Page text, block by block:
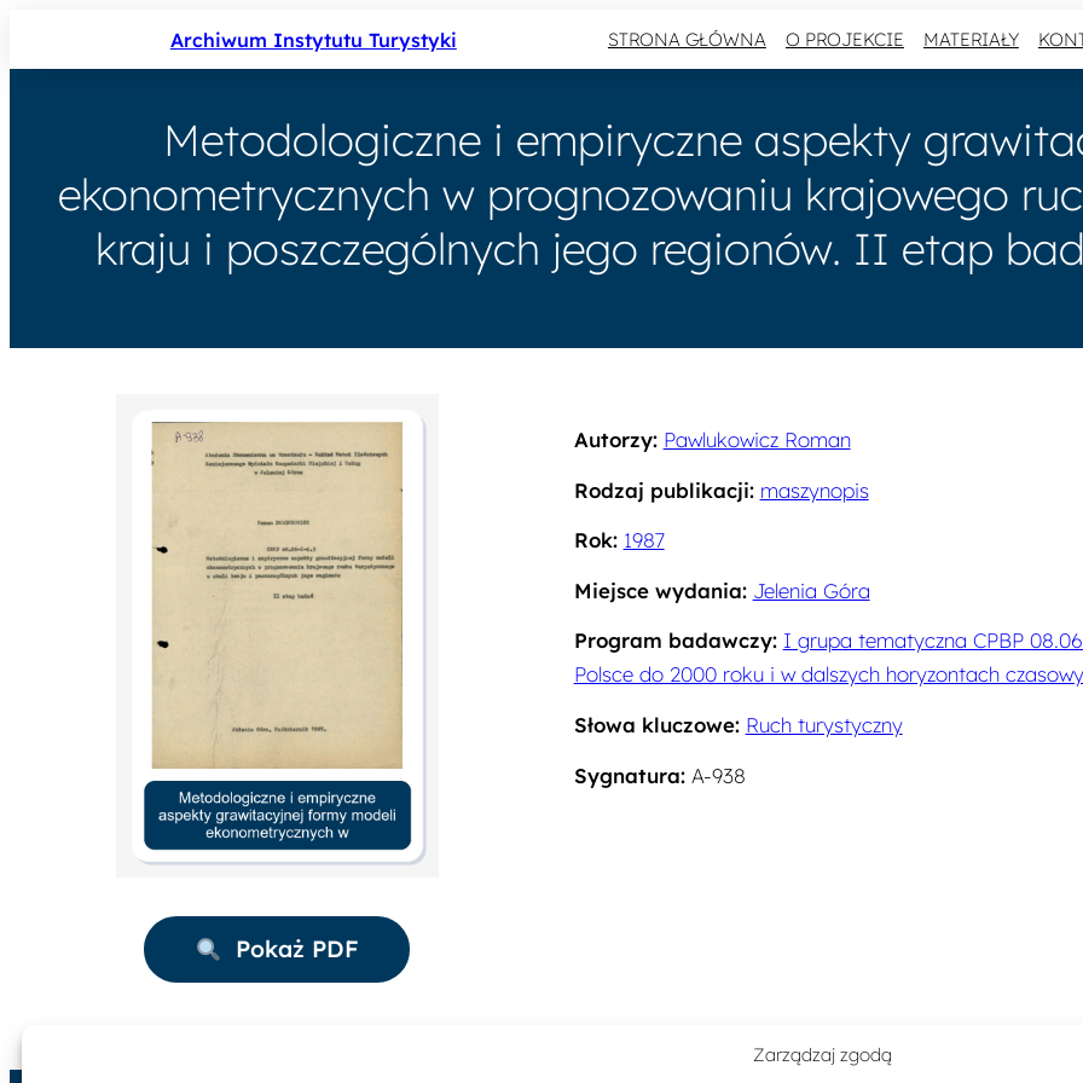
Zarządzaj zgodą
Archiwum Instytutu Turystyki STRONA GŁÓWNA O PROJEKCIE MATERIAŁY
Metodologiczne i empiryczne aspekty
ekonometrycznych w prognozowaniu krajowego
kraju i poszczególnych jego regionów. II etap
Pokaż PDF
Autorzy: Pawlukowicz Roman
Rodzaj publikacji: maszynopis
Rok: 1987
Miejsce wydania: Jelenia Góra
Program badawczy: I grupa tematyczna CPBP
Polsce do 2000 roku i w dalszych horyzontach
Słowa kluczowe: Ruch turystyczny
Sygnatura:A-938